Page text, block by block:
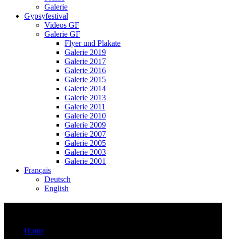
Galerie
Gypsyfestival
Videos GF
Galerie GF
Flyer und Plakate
Galerie 2019
Galerie 2017
Galerie 2016
Galerie 2015
Galerie 2014
Galerie 2013
Galerie 2011
Galerie 2010
Galerie 2009
Galerie 2007
Galerie 2005
Galerie 2003
Galerie 2001
Français
Deutsch
English
Home